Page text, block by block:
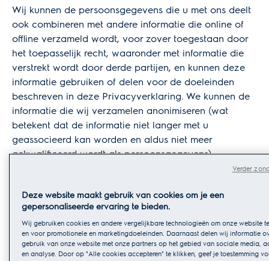
Wij kunnen de persoonsgegevens die u met ons deelt
ook combineren met andere informatie die online of
offline verzameld wordt, voor zover toegestaan door
het toepasselijk recht, waaronder met informatie die
verstrekt wordt door derde partijen, en kunnen deze
informatie gebruiken of delen voor de doeleinden
beschreven in deze Privacyverklaring. We kunnen de
informatie die wij verzamelen anonimiseren (wat
betekent dat de informatie niet langer met u
geassocieerd kan worden en aldus niet meer
gekwalificeerd wordt als persoonsgegevens).
Waarom wij uw persoonsgegevens
verwerken en de wettelijke basis voor
de verwerking:
Wij kunnen uw persoonsgegevens gebruiken voor de
volgende doeleinden (collectief
Deze website maakt gebruik van cookies om je een
gepersonaliseerde ervaring te bieden.
Wij gebruiken cookies en andere vergelijkbare technologieën om onze website
en voor promotionele en marketingdoeleinden. Daarnaast delen wij informatie
gebruik van onze website met onze partners op het gebied van sociale media,
en analyse. Door op "Alle cookies accepteren" te klikken, geef je toestemming
Verder